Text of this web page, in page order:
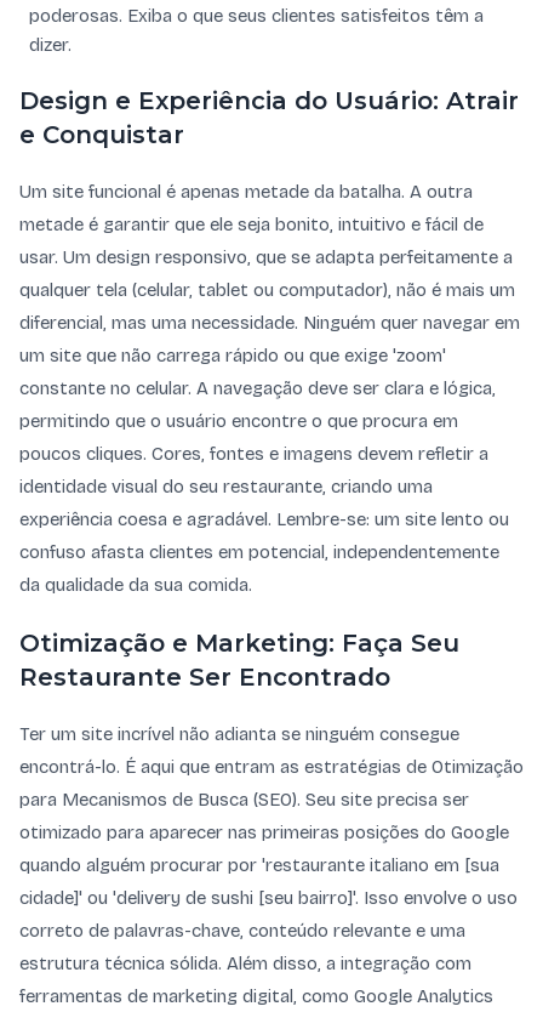
poderosas. Exiba o que seus clientes satisfeitos têm a
dizer.
Design e Experiência do Usuário: Atrair
e Conquistar
Um site funcional é apenas metade da batalha. A outra
metade é garantir que ele seja bonito, intuitivo e fácil de
usar. Um design responsivo, que se adapta perfeitamente a
qualquer tela (celular, tablet ou computador), não é mais um
diferencial, mas uma necessidade. Ninguém quer navegar em
um site que não carrega rápido ou que exige 'zoom'
constante no celular. A navegação deve ser clara e lógica,
permitindo que o usuário encontre o que procura em
poucos cliques. Cores, fontes e imagens devem refletir a
identidade visual do seu restaurante, criando uma
experiência coesa e agradável. Lembre-se: um site lento ou
confuso afasta clientes em potencial, independentemente
da qualidade da sua comida.
Otimização e Marketing: Faça Seu
Restaurante Ser Encontrado
Ter um site incrível não adianta se ninguém consegue
encontrá-lo. É aqui que entram as estratégias de Otimização
para Mecanismos de Busca (SEO). Seu site precisa ser
otimizado para aparecer nas primeiras posições do Google
quando alguém procurar por 'restaurante italiano em [sua
cidade]' ou 'delivery de sushi [seu bairro]'. Isso envolve o uso
correto de palavras-chave, conteúdo relevante e uma
estrutura técnica sólida. Além disso, a integração com
ferramentas de marketing digital, como Google Analytics